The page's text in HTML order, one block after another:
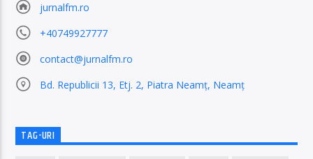
jurnalfm.ro
+40749927777
contact@jurnalfm.ro
Bd. Republicii 13, Etj. 2, Piatra Neamț, Neamț
TAG-URI